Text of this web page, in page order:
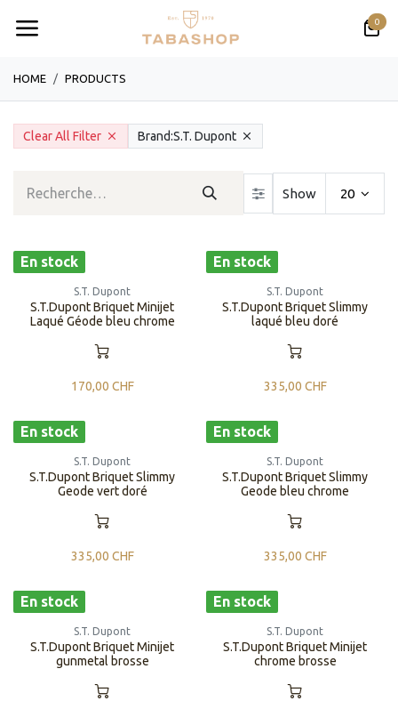
0
HOME PRODUCTS
Clear All Filter Brand:S.T. Dupont
Show 20
En stock
S.T. Dupont
S.T.Dupont Briquet Minijet
Laqué Géode bleu chrome
170,00 CHF
En stock
S.T. Dupont
S.T.Dupont Briquet Slimmy
laqué bleu doré
335,00 CHF
En stock
S.T. Dupont
S.T.Dupont Briquet Slimmy
Geode vert doré
335,00 CHF
En stock
S.T. Dupont
S.T.Dupont Briquet Slimmy
Geode bleu chrome
335,00 CHF
En stock
S.T. Dupont
S.T.Dupont Briquet Minijet
gunmetal brosse
En stock
S.T. Dupont
S.T.Dupont Briquet Minijet
chrome brosse